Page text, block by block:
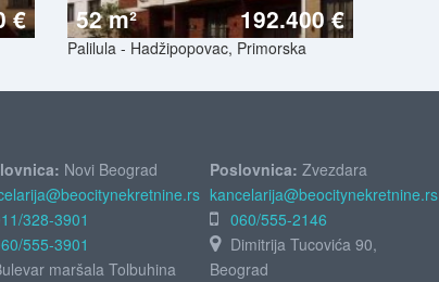
€ 52 m² 192.400 €
Palilula - Hadžipopovac, Primorska
Novi Beograd
328-3901
555-3901
maršala Tolbuhina
Poslovnica: Zvezdara
kancelarija@beocitynekretnine.rs
060/555-2146
Dimitrija Tucovića 90,
Beograd